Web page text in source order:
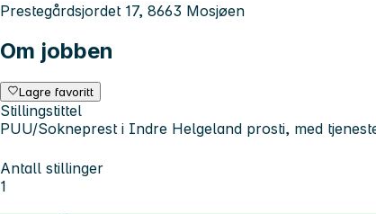
Prestegårdsjordet 17, 8663 Mosjøen
Om jobben
Lagre favoritt
Stillingstittel
PUU/Sokneprest i Indre Helgeland prosti, med
Antall stillinger
1